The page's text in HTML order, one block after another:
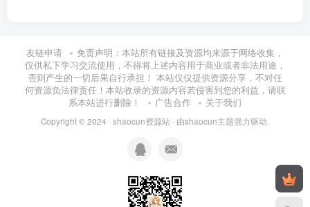
友链申请
免责声明：本站所有链接及资源均来源于网络收集，
仅供私下学习交流使用，不得将上述内容用于商业或者非法用途，
否则产生的一切后果自行承担！ 本站仅仅提供资源分享，不对任
何资源负法律责任！本站收录的资源内容若侵害到您的利益，请联
系本站进行删除！
广告合作 关于我们
Copyright © 2024 · shaocun资源站 · 由shaocun主题强力驱动.